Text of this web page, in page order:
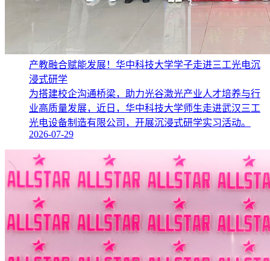
产教融合赋能发展！华中科技大学学子走进三工光电沉
浸式研学
为搭建校企沟通桥梁，助力光谷激光产业人才培养与行
业高质量发展，近日，华中科技大学师生走进武汉三工
光电设备制造有限公司，开展沉浸式研学实习活动。
2026-07-29